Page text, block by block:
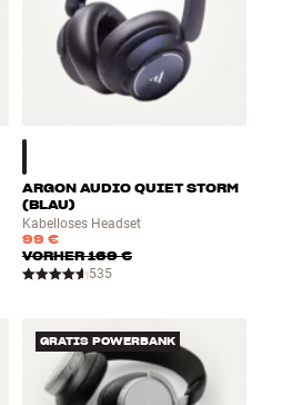
ARGON AUDIO QUIET STORM
(BLAU)
Kabelloses Headset
99 €
VORHER169 €
535
GRATIS POWERBANK